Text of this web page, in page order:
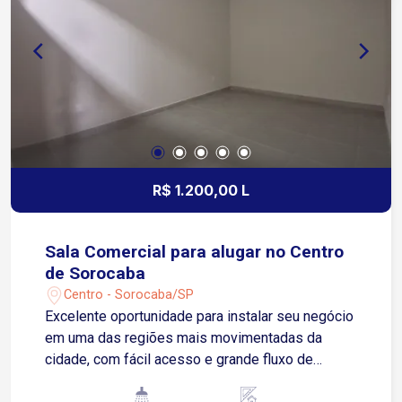
localização estratégica!
R$ 1.200,00 L
Sala Comercial para alugar no Centro
de Sorocaba
Centro - Sorocaba/SP
Excelente oportunidade para instalar seu negócio
em uma das regiões mais movimentadas da
cidade, com fácil acesso e grande fluxo de